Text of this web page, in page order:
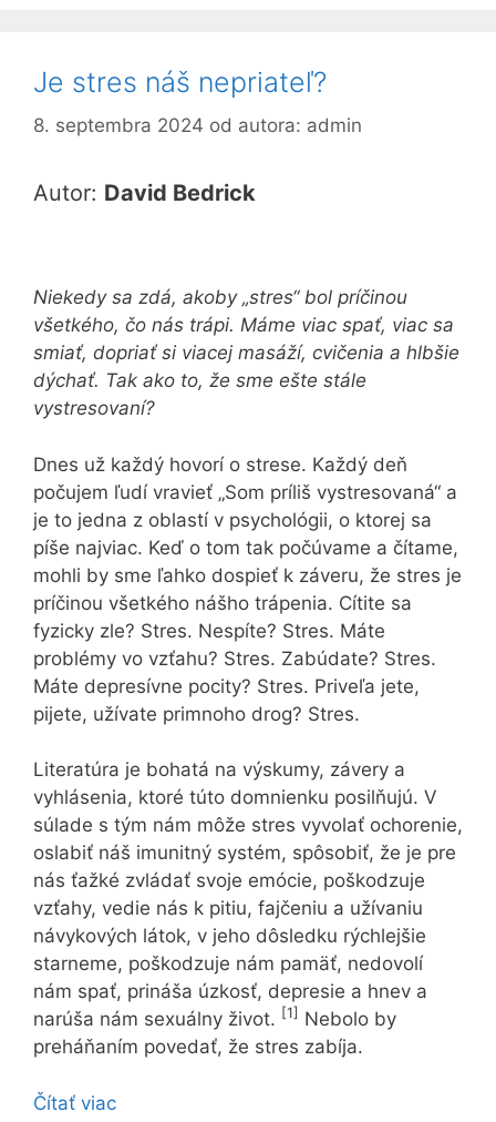
Je stres náš nepriateľ?
8. septembra 2024 od autora: admin
Autor: David Bedrick
Niekedy sa zdá, akoby „stres“ bol príčinou
všetkého, čo nás trápi. Máme viac spať, viac sa
smiať, dopriať si viacej masáží, cvičenia a hlbšie
dýchať. Tak ako to, že sme ešte stále
vystresovaní?
Dnes už každý hovorí o strese. Každý deň
počujem ľudí vravieť „Som príliš vystresovaná“ a
je to jedna z oblastí v psychológii, o ktorej sa
píše najviac. Keď o tom tak počúvame a čítame,
mohli by sme ľahko dospieť k záveru, že stres je
príčinou všetkého nášho trápenia. Cítite sa
fyzicky zle? Stres. Nespíte? Stres. Máte
problémy vo vzťahu? Stres. Zabúdate? Stres.
Máte depresívne pocity? Stres. Priveľa jete,
pijete, užívate primnoho drog? Stres.
Literatúra je bohatá na výskumy, závery a
vyhlásenia, ktoré túto domnienku posilňujú. V
súlade s tým nám môže stres vyvolať ochorenie,
oslabiť náš imunitný systém, spôsobiť, že je pre
nás ťažké zvládať svoje emócie, poškodzuje
vzťahy, vedie nás k pitiu, fajčeniu a užívaniu
návykových látok, v jeho dôsledku rýchlejšie
starneme, poškodzuje nám pamäť, nedovolí
nám spať, prináša úzkosť, depresie a hnev a
narúša nám sexuálny život. [1] Nebolo by
preháňaním povedať, že stres zabíja.
Čítať viac